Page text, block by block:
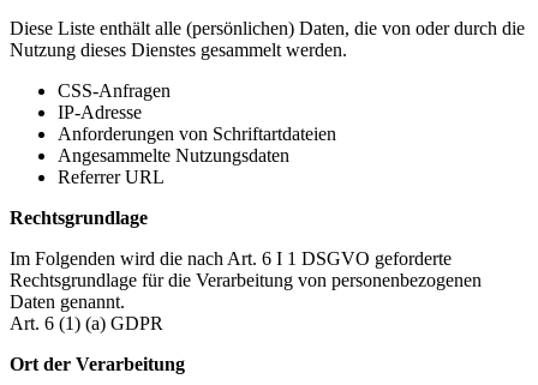
Diese Liste enthält alle (persönlichen) Daten, die von oder durch die
Nutzung dieses Dienstes gesammelt werden.
CSS-Anfragen
IP-Adresse
Anforderungen von Schriftartdateien
Angesammelte Nutzungsdaten
Referrer URL
Rechtsgrundlage
Im Folgenden wird die nach Art. 6 I 1 DSGVO geforderte
Rechtsgrundlage für die Verarbeitung von personenbezogenen
Daten genannt.
Art. 6 (1) (a) GDPR
Ort der Verarbeitung